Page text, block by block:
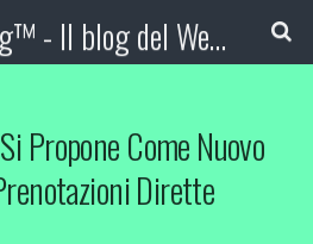
Booking Blog™ - Il blog del Web Marketing Turistico
Propone Come Nuovo
Dirette